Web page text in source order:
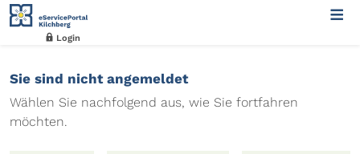
Login
Sie sind nicht angemeldet
Wählen Sie nachfolgend aus, wie Sie fortfahren
möchten.